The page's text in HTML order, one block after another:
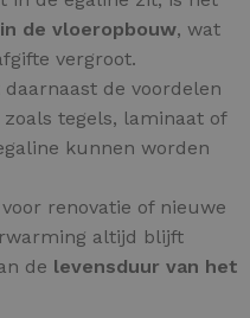
de vloeropbouw, wat
vergroot.
de voordelen
zoals tegels, laminaat of
kunnen worden
renovatie of nieuwe
altijd blijft
de levensduur van het